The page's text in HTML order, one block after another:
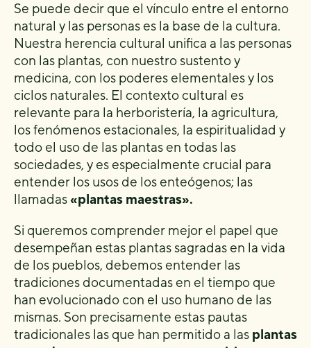
Se puede decir que el vínculo entre el entorno
natural y las personas es la base de la cultura.
Nuestra herencia cultural unifica a las personas
con las plantas, con nuestro sustento y
medicina, con los poderes elementales y los
ciclos naturales. El contexto cultural es
relevante para la herboristería, la agricultura,
los fenómenos estacionales, la espiritualidad y
todo el uso de las plantas en todas las
sociedades, y es especialmente crucial para
entender los usos de los enteógenos; las
llamadas«plantas maestras».
Si queremos comprender mejor el papel que
desempeñan estas plantas sagradas en la vida
de los pueblos, debemos entender las
tradiciones documentadas en el tiempo que
han evolucionado con el uso humano de las
mismas. Son precisamente estas pautas
tradicionales las que han permitido a las plantas